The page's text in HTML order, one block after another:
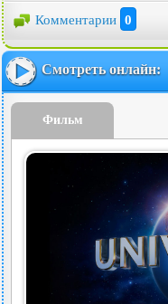
Комментарии 0
Смотреть онлайн:
Фильм